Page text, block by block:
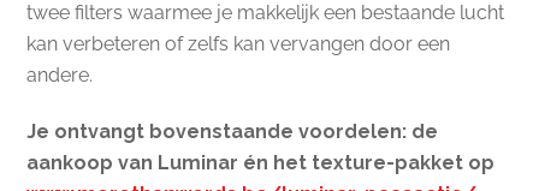
twee filters waarmee je makkelijk een bestaande lucht
kan verbeteren of zelfs kan vervangen door een
andere.
Je ontvangt bovenstaande voordelen: de
aankoop van Luminar én het texture-pakket op